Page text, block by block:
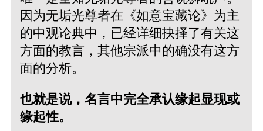
因为无垢光尊者在《如意宝藏论》为主
的中观论典中，已经详细抉择了有关这
方面的教言，其他宗派中的确没有这方
面的分析。
也就是说，名言中完全承认缘起显现或
缘起性。